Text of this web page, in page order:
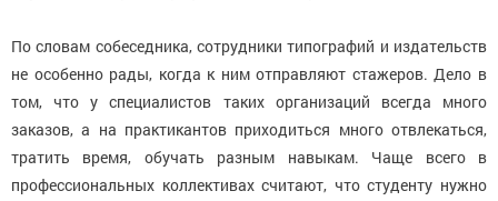
По словам собеседника, сотрудники типографий и издательств
не особенно рады, когда к ним отправляют стажеров. Дело в
том, что у специалистов таких организаций всегда много
заказов, а на практикантов приходиться много отвлекаться,
тратить время, обучать разным навыкам. Чаще всего в
профессиональных коллективах считают, что студенту нужно